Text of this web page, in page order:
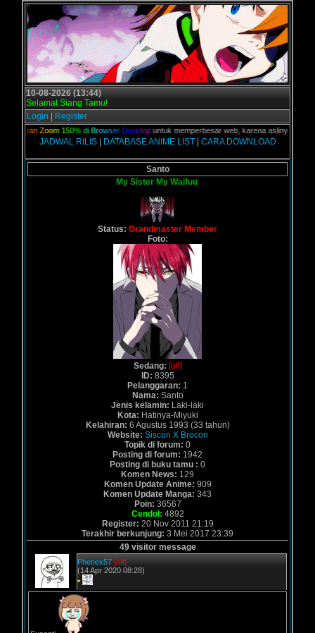
10-08-2026 (13:44)
Selamat Siang Tamu!
Login
Register
Zoom 150 % di Browser Des ktopuntuk memperbesar web, karena aslinya web ini
JADWAL RILIS| DATABASE ANIME LIST| CARA DOWNLOAD
Santo
My Sister My Waifuu
Status: Grandmaster Member
Foto:
Sedang: [off]
ID: 8395
Pelanggaran: 1
Nama: Santo
Jenis kelamin: Laki-laki
Kota: Hatinya-Miyuki
Kelahiran: 6 Agustus 1993 (33 tahun)
Website: Siscon X Brocon
Topik di forum: 0
Posting di forum: 1942
Posting di buku tamu : 0
Komen News: 129
Komen Update Anime: 909
Komen Update Manga: 343
Poin: 36567
Cendol: 4892
Register: 20 Nov 2011 21:19
Terakhir berkunjung: 3 Mei 2017 23:39
49 visitor message
Phenex57 [off]
(14 Apr 2020 08:28)
*